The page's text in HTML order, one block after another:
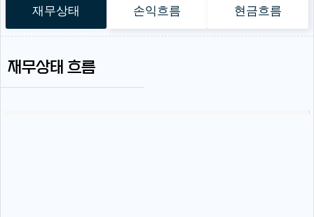
재무상태 손익흐름 현금흐름
재무상태 흐름